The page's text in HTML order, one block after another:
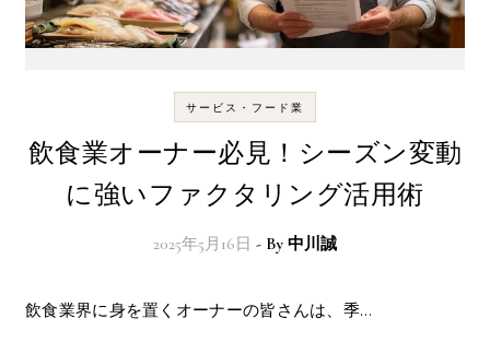
サービス・フード業
飲食業オーナー必見！シーズン変動
に強いファクタリング活用術
2025年5月16日 - By 中川誠
飲食業界に身を置くオーナーの皆さんは、季…